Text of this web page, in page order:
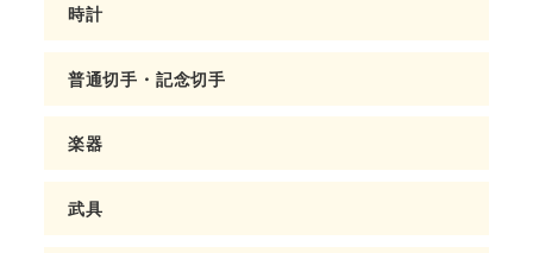
時計
普通切手・記念切手
楽器
武具